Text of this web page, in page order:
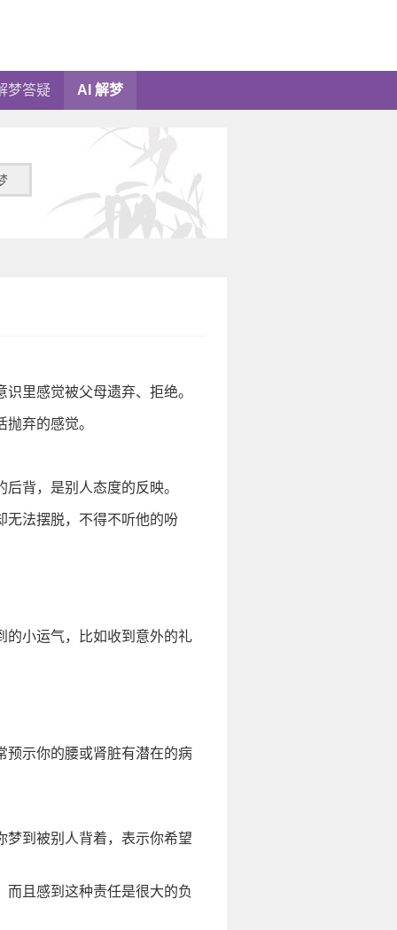
梦答疑 AI 解梦
里感觉被父母遗弃、拒绝。
弃的感觉。
背，是别人态度的反映。
无法摆脱，不得不听他的吩
的小运气，比如收到意外的礼
预示你的腰或肾脏有潜在的病
梦到被别人背着，表示你希望
且感到这种责任是很大的负